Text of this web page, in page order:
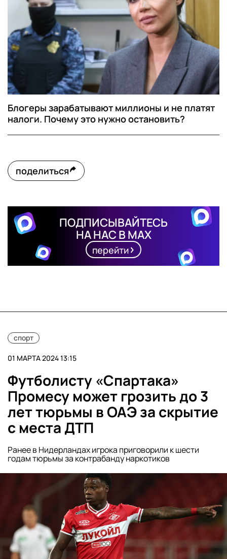
Блогеры зарабатывают миллионы и не платят
налоги. Почему это нужно остановить?
поделиться
ПОДПИСЫВАЙТЕСЬ
НА НАС В MAX
перейти
спорт
01 МАРТА 2024 13:15
Футболисту «Спартака»
Промесу может грозить до 3
лет тюрьмы в ОАЭ за скрытие
с места ДТП
Ранее в Нидерландах игрока приговорили к шести
годам тюрьмы за контрабанду наркотиков